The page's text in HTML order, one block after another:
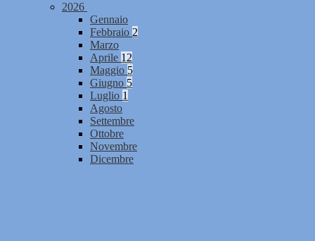
2026
Gennaio
Febbraio 2
Marzo
Aprile 12
Maggio 5
Giugno 5
Luglio 1
Agosto
Settembre
Ottobre
Novembre
Dicembre